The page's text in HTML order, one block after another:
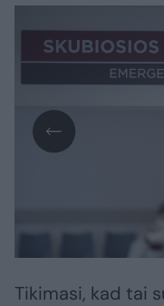
Tikimasi, kad tai